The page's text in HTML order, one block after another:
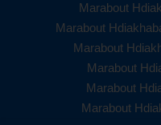
Marabout
Marabout
Marabout
Marabout
Marabout
Marabout